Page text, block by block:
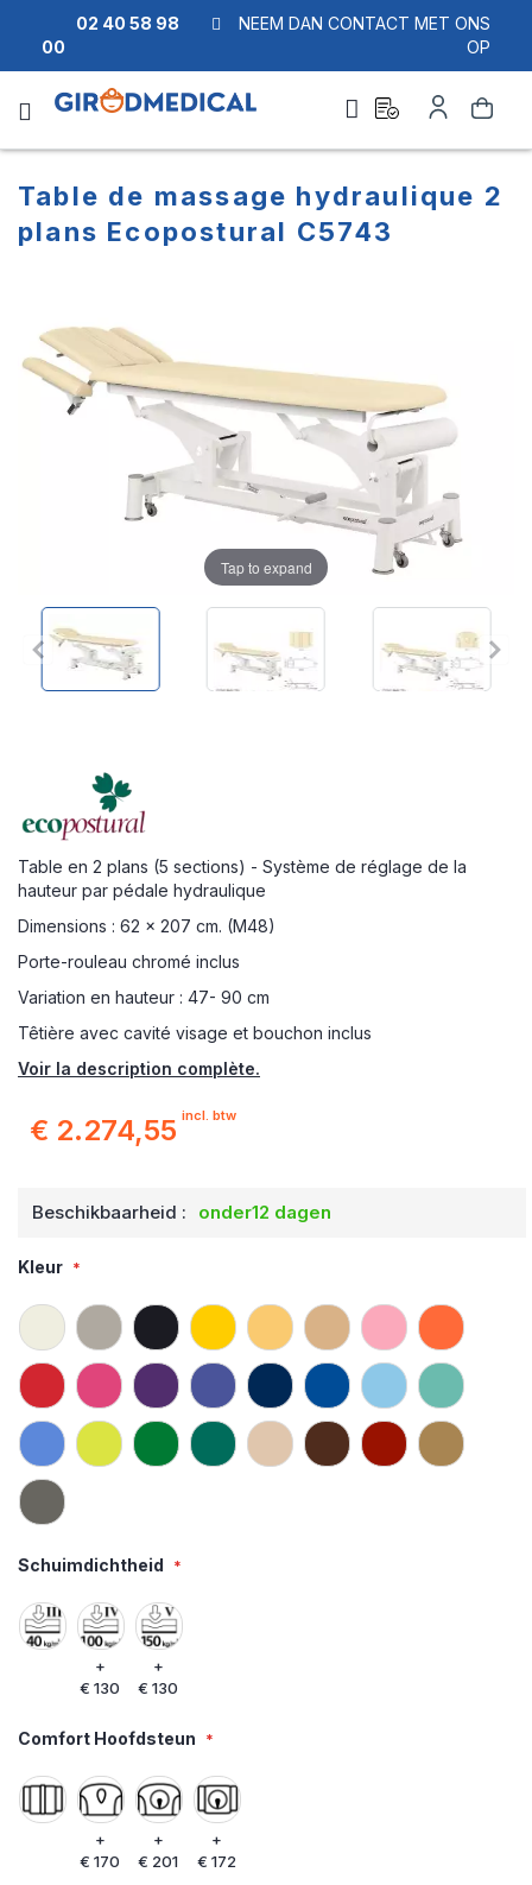
02 40 58 98
00
NEEM DAN CONTACT MET ONS
OP
Zoek
quote
Table de massage hydraulique 2
plans Ecopostural C5743
Table en 2 plans (5 sections) - Système de réglage de la
hauteur par pédale hydraulique
Dimensions : 62 x 207 cm. (M48)
Porte-rouleau chromé inclus
Variation en hauteur : 47- 90 cm
Têtière avec cavité visage et bouchon inclus
Voir la description complète.
€ 2.274,55 incl. btw
Beschikbaarheid : onder12 dagen
Kleur
Schuimdichtheid
+
€ 130
+
€ 130
Comfort Hoofdsteun
+
€ 170
+
€ 201
+
€ 172
einde
van
afbeeldingen-
begin
van
afbeeldingen-
Tap to expand